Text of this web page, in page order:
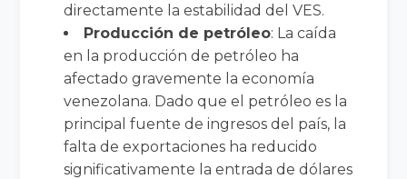
directamente la estabilidad del VES.
Producción de petróleo: La caída
en la producción de petróleo ha
afectado gravemente la economía
venezolana. Dado que el petróleo es la
principal fuente de ingresos del país, la
falta de exportaciones ha reducido
significativamente la entrada de dólares